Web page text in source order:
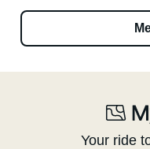
Your ride